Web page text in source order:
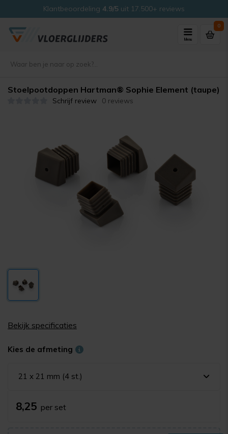
Klantbeoordeling 4.9/5 uit 17.500+ reviews
Menu
0
Stoelpootdoppen Hartman® Sophie Element (taupe)
Schrijf review 0 reviews
Bekijk specificaties
Kies de afmeting
21 x 21 mm (4 st.)
8,25 per set